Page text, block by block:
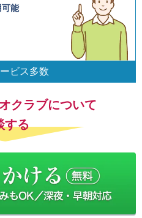
可能
ビス多数
クラブについて
する